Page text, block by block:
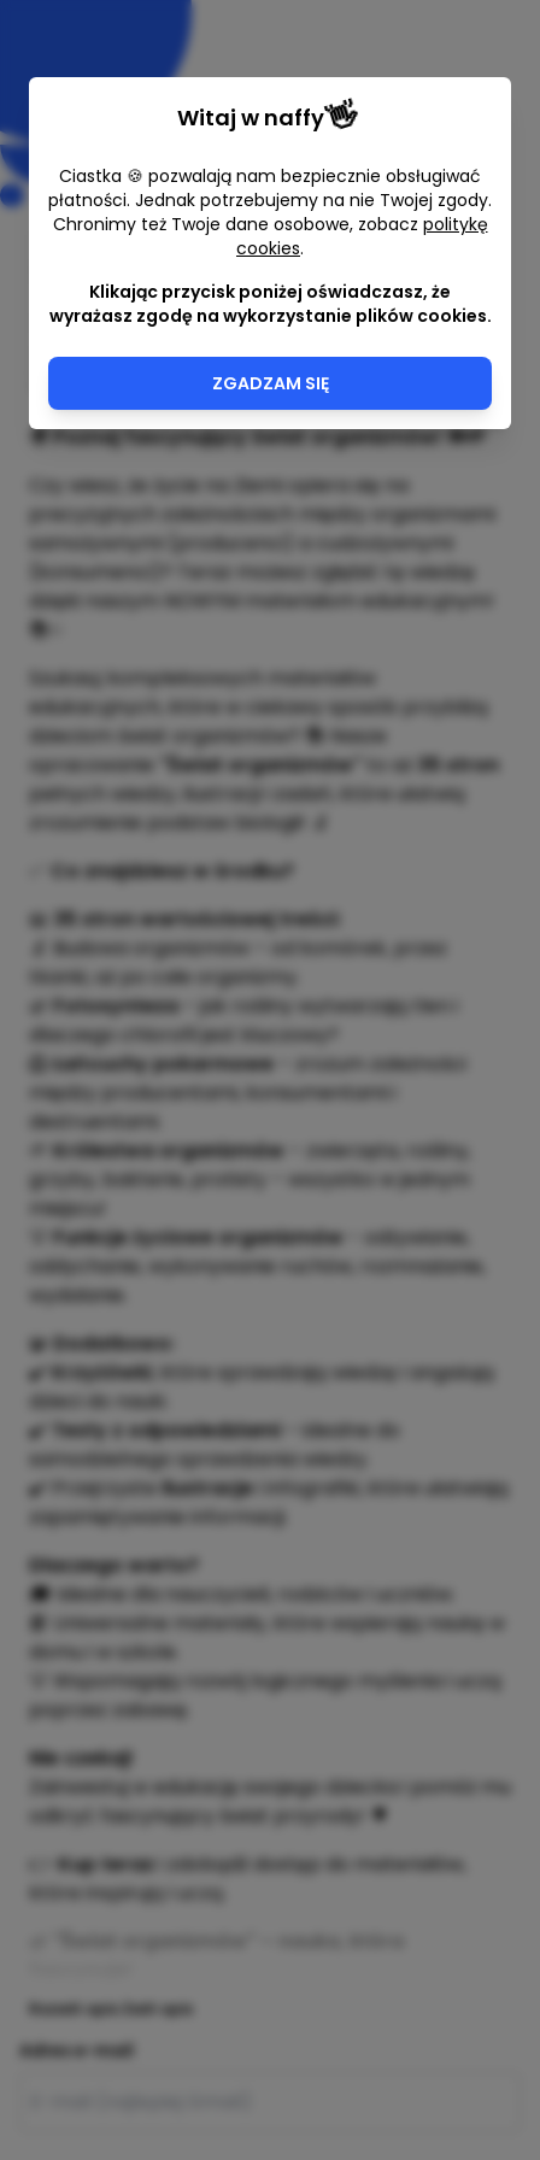
Świat organizmów - zestaw
edukacyjny
Kacha i Karla (loveschool.pl)
🌍Poznaj fascynujący świat organizmów! 🦠🌱
Czy wiesz, że życie na Ziemi opiera się na
precyzyjnych zależnościach między organizmami
samożywnymi (producenci) a cudzożywnymi
(konsumenci)? Teraz możesz zgłębić tę wiedzę
dzięki naszym NOWYM materiałom edukacyjnym!
📚✨
Szukasz
kompleksowych materiałów
edukacyjnych, które w ciekawy sposób przybliżą
dzieciom świat organizmów? 📚 Nasze
opracowanie
"Świat organizmów" to aż
35 stron
pełnych wiedzy, ilustracji i zadań, które ułatwią
zrozumienie podstaw biologii! 🔬
Co znajdziesz w środku?
📖 35 stron wartościowej treści:
🔬 Budowa organizmów – od komórek, przez
tkanki, aż po całe organizmy.
🌿
Fotosynteza – jak rośliny wytwarzają tlen i
dlaczego chlorofil jest kluczowy?
Łańcuchy pokarmowe – zrozum zależności
między producentami, konsumentami i
destruentami.
Królestwa organizmów – zwierzęta, rośliny,
grzyby, bakterie, protisty – wszystko w jednym
miejscu!
Funkcje życiowe organizmów
- odżywianie,
oddychanie, wykonywanie ruchów, rozmnażanie,
wydalanie.
🧩 Dodatkowo:
✔️ Krzyżówki , które sprawdzają wiedzę i angażują
dzieci do nauki.
✔️
Testy z odpowiedziami – idealne do
samodzielnego sprawdzenia wiedzy.
✔️ Przejrzyste ilustracje i infografiki, które ułatwiają
zapamiętywanie informacji.
Dlaczego warto?
🎓 Idealne dla nauczycieli, rodziców i uczniów.
📘 Uniwersalne materiały, które wspierają naukę w
domu i w szkole.
💡 Wspomagają rozwój logicznego myślenia i uczą
poprzez zabawę.
Nie czekaj!
Zainwestuj w edukację swojego dziecka i pomóż mu
odkryć fascynujący świat przyrody! 🌳
Kup teraz i zdobądź dostęp do materiałów,
które inspirują i uczą.
Rozwiń opis Zwiń opis
Adres e-mail
Witaj w naffy 👋
Ciastka 🍪 pozwalają nam bezpiecznie obsługiwać
płatności. Jednak potrzebujemy na nie Twojej zgody.
Chronimy też Twoje dane osobowe, zobacz politykę
cookies.
Klikając przycisk poniżej oświadczasz, że
wyrażasz zgodę na wykorzystanie plików cookies.
ZGADZAM SIĘ